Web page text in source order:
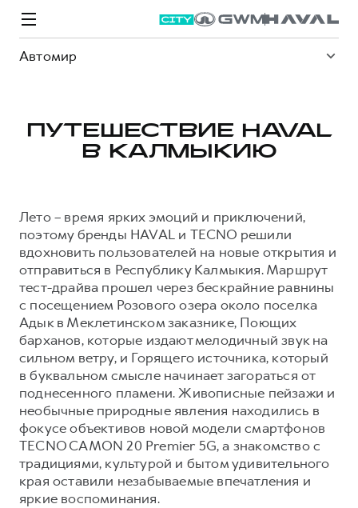
Автомир
M6
от 2 049 000 ₽
JOLION
от 2 049 000 ₽
DARGO
от 3 199 000 ₽
DARGO X
от 3 499 000 ₽
ВЫБОР И ПОКУПКА
Автомобили в наличии
Конфигуратор HAVAL
Аксессуары HAVAL
Каталоги и прайс-листы
Программа «HAVAL Защита+»
Тест-драйв
КРЕДИТ И СТРАХОВАНИЕ
Кредитный калькулятор
Страхование
СЕРВИС
Все о сервисе
Запись на сервис
Моторное масло
Стоимость ТО
СЕРВИСНОЕ ОБСЛУЖИВАНИЕ
Нулевое ТО
Программа «Помощь на дороге»
Регламенты технического обслуживания
Электронный ПТС
СПЕЦПРЕДЛОЖЕНИЯ
Покупателям
Владельцам
БРЕНД HAVAL
О бренде
Новости
О GWM
ИНФОРМАЦИЯ О ДИЛЕРЕ
О дилере
Наша команда
Контакты
ПУТЕШЕСТВИЕ HAVAL
В КАЛМЫКИЮ
Лето – время ярких эмоций и приключений,
поэтому бренды HAVAL и TECNO решили
вдохновить пользователей на новые открытия и
отправиться в Республику Калмыкия. Маршрут
тест-драйва прошел через бескрайние равнины
с посещением Розового озера около поселка
Адык в Меклетинском заказнике, Поющих
барханов, которые издают мелодичный звук на
сильном ветру, и Горящего источника, который
в буквальном смысле начинает загораться от
поднесенного пламени. Живописные пейзажи и
необычные природные явления находились в
фокусе объективов новой модели смартфонов
TECNO CAMON 20 Premier 5G, а знакомство с
традициями, культурой и бытом удивительного
края оставили незабываемые впечатления и
яркие воспоминания.